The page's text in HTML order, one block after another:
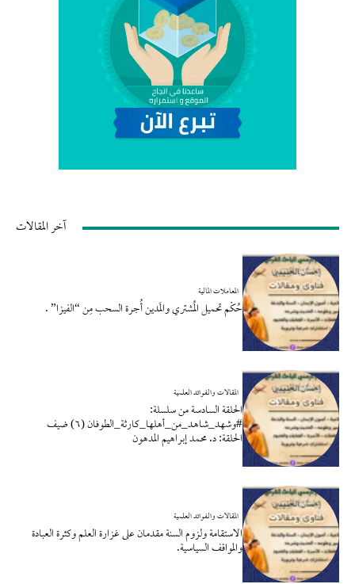
آخر المقالات
المعاملات المالية
حُكْم تحميل المُشتري والمَدين أُجرة السحب مِن “الفيزا” .
المقالات والفوائد العلمية
الحلقة السادسة من سلسلة:
#وشهد_شاهد_من_أهلها_كارثة_الطوفان (٦) ضيف
الحلقة: د. محمد إبراهيم المدهون
المقالات والفوائد العلمية
الاستقامة ولزوم السنة مقدمان على غزارة العلم وكثرة العبادة
والمواقف السياسية.